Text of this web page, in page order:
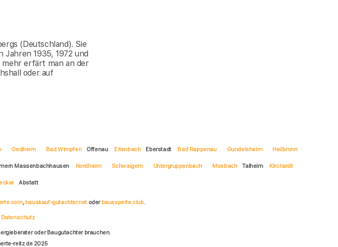
(Deutschland). Sie
1935, 1972 und
mehr erfärt man an der
oder auf
Oedheim Bad Wimpfen Offenau Erlenbach Eberstadt Bad Rappenau Gundelsheim Heilbronn
Massenbachhausen Nordheim Schwaigern Untergruppenbach Mosbach Talheim Kirchardt
Abstatt
, hauskauf-gutachter.net oder bauexperte.club.
oder Baugutachter brauchen.
reitz.de 2025